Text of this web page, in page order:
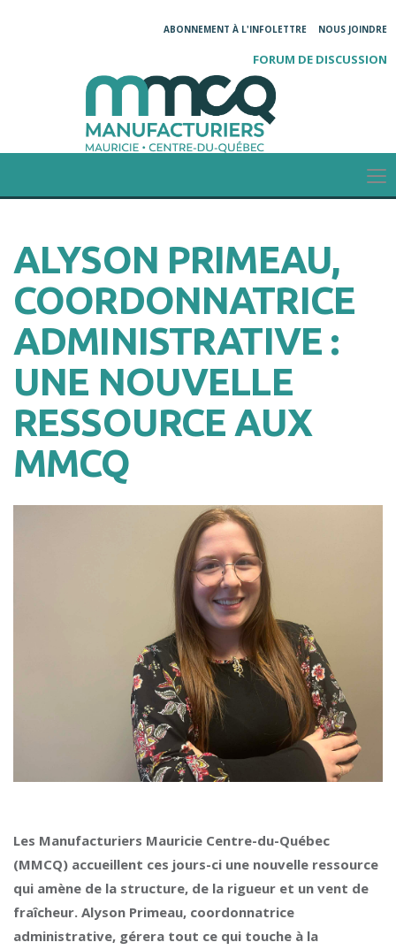
ABONNEMENT À L'INFOLETTRE NOUS JOINDRE
FORUM DE DISCUSSION
ALYSON PRIMEAU,
COORDONNATRICE
ADMINISTRATIVE :
UNE NOUVELLE
RESSOURCE AUX
MMCQ
Les Manufacturiers Mauricie Centre-du-Québec
(MMCQ) accueillent ces jours-ci une nouvelle ressource
qui amène de la structure, de la rigueur et un vent de
fraîcheur. Alyson Primeau, coordonnatrice
administrative, gérera tout ce qui touche à la